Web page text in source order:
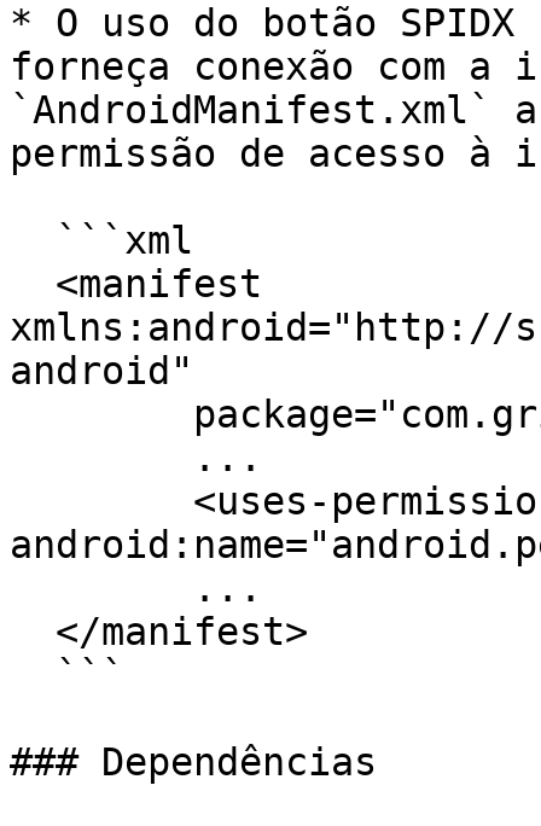
* O uso do botão
forneça conexão com
`AndroidManifest.xml`
permissão de acesso à
xmlns:android="http://
android"
### Dependências